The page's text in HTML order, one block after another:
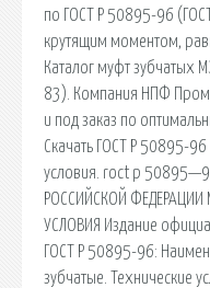
по ГОСТ Р 50895-96
крутящим моментом,
Каталог муфт зубчатых
83). Компания НПФ
и под заказ по
Скачать ГОСТ Р 50895-
условия. roct p
РОССИЙСКОЙ ФЕДЕРАЦИИ
УСЛОВИЯ Издание
ГОСТ Р 50895-96:
зубчатые. Технические